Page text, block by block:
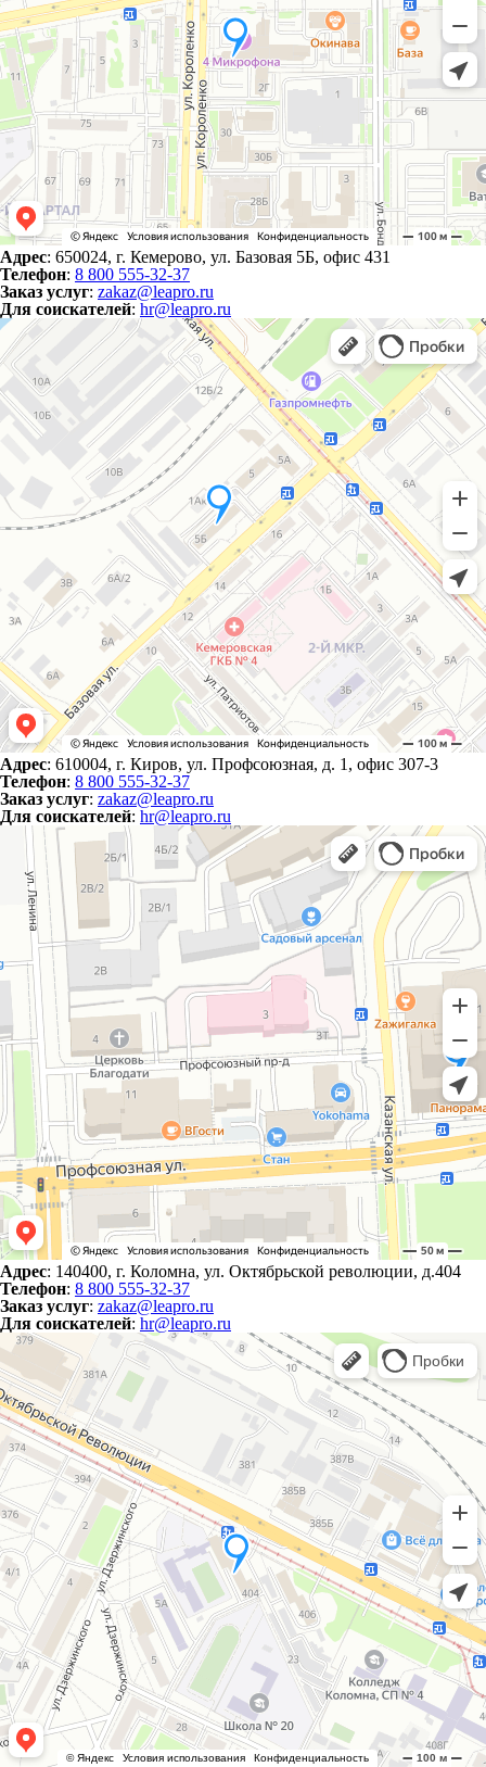
Адрес: 650024, г. Кемерово, ул. Базовая 5Б, офис 431
Телефон: 8 800 555-32-37
Заказ услуг: zakaz@leapro.ru
Для соискателей: hr@leapro.ru
Адрес: 610004, г. Киров, ул. Профсоюзная, д. 1, офис 307-3
Телефон: 8 800 555-32-37
Заказ услуг: zakaz@leapro.ru
Для соискателей: hr@leapro.ru
Адрес: 140400, г. Коломна, ул. Октябрьской революции, д.404
Телефон: 8 800 555-32-37
Заказ услуг: zakaz@leapro.ru
Для соискателей: hr@leapro.ru